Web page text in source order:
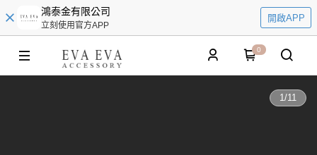
鴻泰金有限公司
立刻使用官方APP
開啟APP
0
1/11